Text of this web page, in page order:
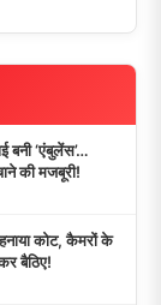
बनी ‘एंबुलेंस’…
की मजबूरी!
कोट, कैमरों के
बैठिए!